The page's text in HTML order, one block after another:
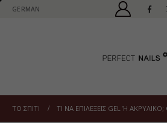
GERMAN
ΤΟ ΣΠΊΤΙ ΤΙ ΝΑ ΕΠΙΛΈΞΕΙΣ GEL Ή ΑΚΡΥΛΙΚΌ;